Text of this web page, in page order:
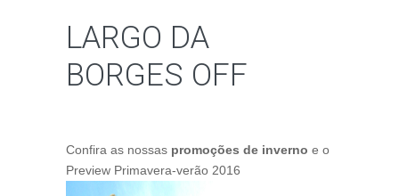
LARGO DA
BORGES OFF
Confira as nossas promoções de inverno e o
Preview Primavera-verão 2016